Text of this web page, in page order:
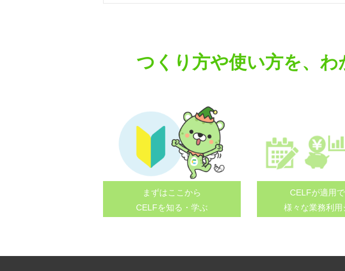
つくり方や使い方を、
まずはここから
CELFを知る・学ぶ
CELFが適用
様々な業務利用